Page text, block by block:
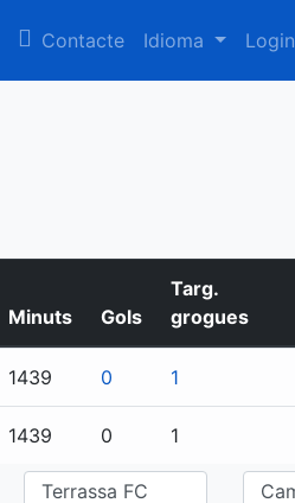
Contacte Idioma Login
Minuts Gols
Targ.
grogues
1439 0 1
1439 0 1